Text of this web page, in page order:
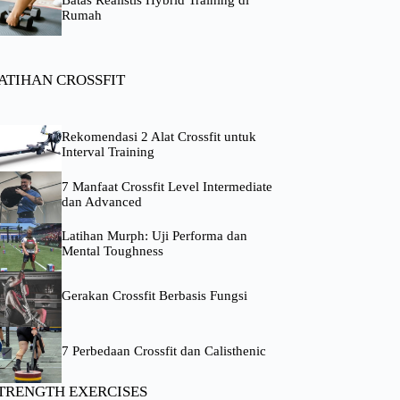
Rumah
CROSSFIT
Rekomendasi 2 Alat Crossfit untuk
Interval Training
7 Manfaat Crossfit Level Intermediate
dan Advanced
Latihan Murph: Uji Performa dan
Mental Toughness
Gerakan Crossfit Berbasis Fungsi
7 Perbedaan Crossfit dan Calisthenic
EXERCISES